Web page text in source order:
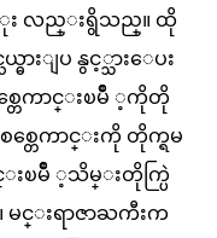
ဆံုး လည္းရွိသည္။ ထို
ားျပ နွင့္သားေပး
စ္တေကာင္းၿမိဳ ့ကိုတို
စ္တေကာင္းကို တိုက္ရမ
င္းၿမိဳ ့သိမ္းတိုက္ပြဲ
မင္းရာဇာႀကီးက